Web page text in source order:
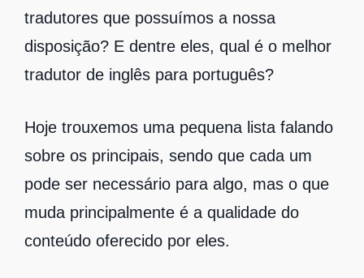
tradutores que possuímos a nossa
disposição? E dentre eles, qual é o melhor
tradutor de inglês para português?
Hoje trouxemos uma pequena lista falando
sobre os principais, sendo que cada um
pode ser necessário para algo, mas o que
muda principalmente é a qualidade do
conteúdo oferecido por eles.